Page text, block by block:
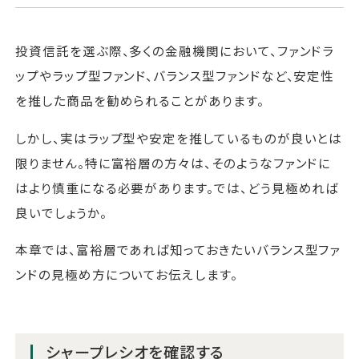
投資信託を選ぶ際、多くの金融機関において、ファンドラ
ップやラップ型ファンド、バランス型ファンドなど、安定性
を推した商品を勧められることがあります。
しかし、実はラップ型や安定を推しているものが良いとは
限りません。特に富裕層の方々は、そのようなファンドに
はより慎重になる必要があります。では、どう見極めれば
良いでしょうか。
本章では、富裕層であれば知っておきたいバランス型ファ
ンドの見極め方についてお伝えします。
シャープレシオを確認する